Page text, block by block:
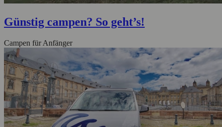
Günstig campen? So geht’s!
Campen für Anfänger